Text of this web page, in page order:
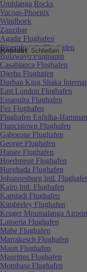
Kontakt Schließen
Umhlanga Rocks
Vacoas-Phoenix
Windhoek
Zanzibar
Agadir Flughafen
Bloemfontein Flughafen
Bulawayo Flughafen
Casablanca Flughafen
Djerba Flughafen
Durban King Shaka
East London Flughafen
Essaouira Flughafen
Fez Flughafen
Flughafen Enfidha-
Francistown Flughafen
Gaborone Flughafen
George Flughafen
Harare Flughafen
Hoedspruit Flughafen
Hurghada Flughafen
Johannesburg Intl.
Kairo Intl. Flughafen
Kapstadt Flughafen
Kimberley Flughafen
Kruger Mpumalanga
Lanseria Flughafen
Mahe Flughafen
Marrakesch Flughafen
Maun Flughafen
Mauritius Flughafen
Mombasa Flughafen